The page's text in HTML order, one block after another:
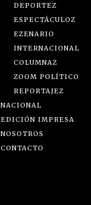
DEPORTEZ
ESPECTÁCULOZ
EZENARIO
INTERNACIONAL
COLUMNAZ
ZOOM POLÍTICO
REPORTAJEZ
NACIONAL
EDICIÓN IMPRESA
NOSOTROS
CONTACTO